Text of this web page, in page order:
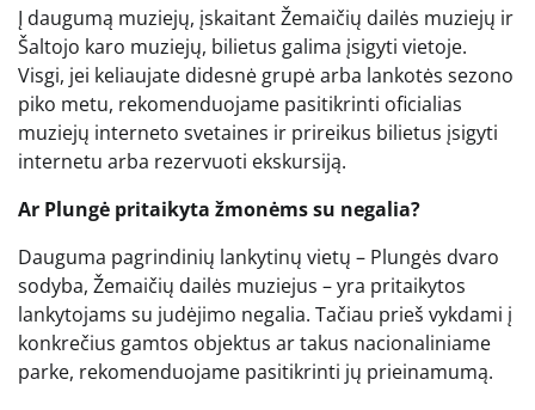
Į daugumą muziejų, įskaitant Žemaičių dailės muziejų ir
Šaltojo karo muziejų, bilietus galima įsigyti vietoje.
Visgi, jei keliaujate didesnė grupė arba lankotės sezono
piko metu, rekomenduojame pasitikrinti oficialias
muziejų interneto svetaines ir prireikus bilietus įsigyti
internetu arba rezervuoti ekskursiją.
Ar Plungė pritaikyta žmonėms su negalia?
Dauguma pagrindinių lankytinų vietų – Plungės dvaro
sodyba, Žemaičių dailės muziejus – yra pritaikytos
lankytojams su judėjimo negalia. Tačiau prieš vykdami į
konkrečius gamtos objektus ar takus nacionaliniame
parke, rekomenduojame pasitikrinti jų prieinamumą.